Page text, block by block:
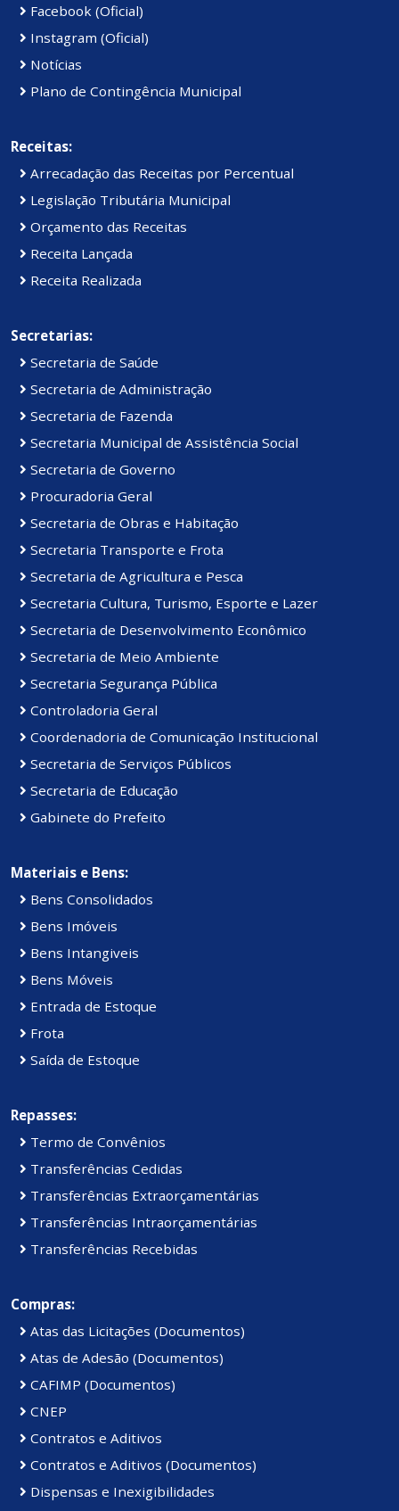
Facebook (Oficial)
Instagram (Oficial)
Notícias
Plano de Contingência Municipal
Receitas:
Arrecadação das Receitas por Percentual
Legislação Tributária Municipal
Orçamento das Receitas
Receita Lançada
Receita Realizada
Secretarias:
Secretaria de Saúde
Secretaria de Administração
Secretaria de Fazenda
Secretaria Municipal de Assistência Social
Secretaria de Governo
Procuradoria Geral
Secretaria de Obras e Habitação
Secretaria Transporte e Frota
Secretaria de Agricultura e Pesca
Secretaria Cultura, Turismo, Esporte e Lazer
Secretaria de Desenvolvimento Econômico
Secretaria de Meio Ambiente
Secretaria Segurança Pública
Controladoria Geral
Coordenadoria de Comunicação Institucional
Secretaria de Serviços Públicos
Secretaria de Educação
Gabinete do Prefeito
Materiais e Bens:
Bens Consolidados
Bens Imóveis
Bens Intangiveis
Bens Móveis
Entrada de Estoque
Frota
Saída de Estoque
Repasses:
Termo de Convênios
Transferências Cedidas
Transferências Extraorçamentárias
Transferências Intraorçamentárias
Transferências Recebidas
Compras:
Atas das Licitações (Documentos)
Atas de Adesão (Documentos)
CAFIMP (Documentos)
CNEP
Contratos e Aditivos
Contratos e Aditivos (Documentos)
Dispensas e Inexigibilidades